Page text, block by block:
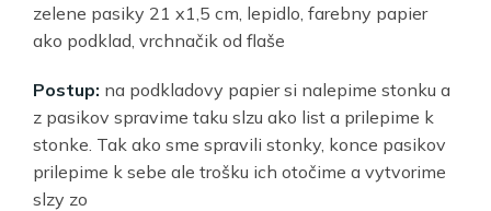
zelene pasiky 21 x1,5 cm, lepidlo, farebny papier
ako podklad, vrchnačik od flaše
Postup: na podkladovy papier si nalepime stonku a
z pasikov spravime taku slzu ako list a prilepime k
stonke. Tak ako sme spravili stonky, konce pasikov
prilepime k sebe ale trošku ich otočime a vytvorime
slzy zo